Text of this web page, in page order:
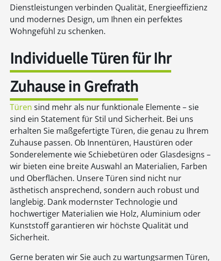
Dienstleistungen verbinden Qualität, Energieeffizienz
und modernes Design, um Ihnen ein perfektes
Wohngefühl zu schenken.
Individuelle Türen für Ihr
Zuhause in Grefrath
Türen sind mehr als nur funktionale Elemente – sie
sind ein Statement für Stil und Sicherheit. Bei uns
erhalten Sie maßgefertigte Türen, die genau zu Ihrem
Zuhause passen. Ob Innentüren, Haustüren oder
Sonderelemente wie Schiebetüren oder Glasdesigns –
wir bieten eine breite Auswahl an Materialien, Farben
und Oberflächen. Unsere Türen sind nicht nur
ästhetisch ansprechend, sondern auch robust und
langlebig. Dank modernster Technologie und
hochwertiger Materialien wie Holz, Aluminium oder
Kunststoff garantieren wir höchste Qualität und
Sicherheit.
Gerne beraten wir Sie auch zu wartungsarmen Türen,